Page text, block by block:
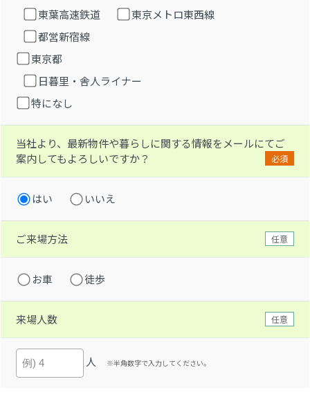
東葉高速鉄道
東京メトロ東西線
都営新宿線
東京都
日暮里・舎人ライナー
特になし
当社より、最新物件や暮らしに関する情報をメールにてご
案内してもよろしいですか？
必須
はい いいえ
ご来場方法 任意
お車 徒歩
来場人数 任意
人 ※半角数字で入力してください。